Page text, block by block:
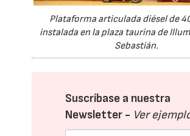
Plataforma articulada diésel de
instalada en la plaza taurina de
Sebastián.
Suscríbase a nuestra
Newsletter - Ver